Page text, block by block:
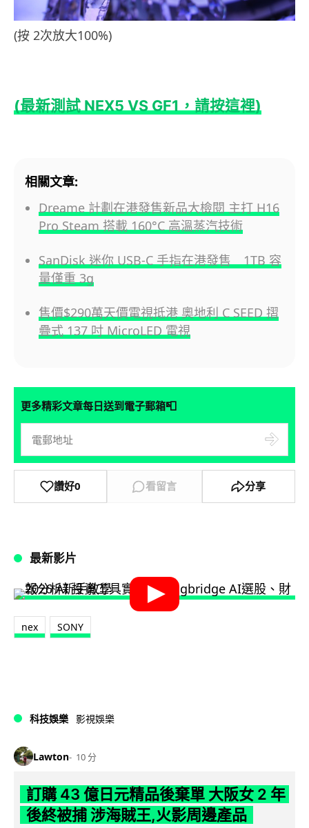
(按 2次放大100%)
(最新測試 NEX5 VS GF1，請按這裡)
相關文章:
Dreame 計劃在港發售新品大檢閱 主打 H16
Pro Steam 搭載 160°C 高溫蒸汽技術
SanDisk 迷你 USB-C 手指在港發售 1TB 容
量僅重 3g
售價$290萬天價電視抵港 奧地利 C SEED 摺
疊式 137 吋 MicroLED 電視
更多精彩文章每日送到電子郵箱📮
讚好0 看留言 分享
最新影片
nex SONY
科技娛樂 影視娛樂
Lawton 10 分
訂購 43 億日元精品後棄單 大阪女 2 年
後終被捕 涉海賊王,火影周邊產品